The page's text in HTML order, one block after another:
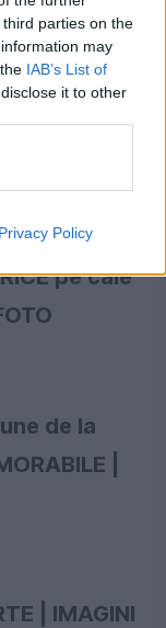
parties on the
may
IAB’s List of
it to other
Privacy Policy
FECIOAREI
| GALERIE
pe cale
de la
|
| IMAGINI